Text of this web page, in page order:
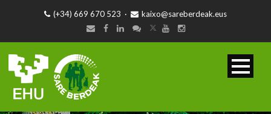
(+34) 669 670 523 · kaixo@sareberdeak.eus